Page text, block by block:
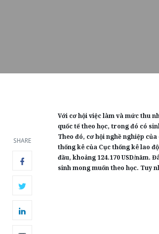
SHARE
Với cơ hội việc làm và mức thu
quốc tế theo học, trong đó có
Theo đó, cơ hội nghề nghiệp
thống kê của Cục thống kê lao
đầu, khoảng 124.170 USD/năm.
sinh mong muốn theo học. Tuy